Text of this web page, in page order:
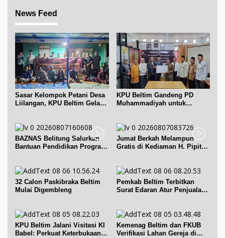
News Feed
Sasar Kelompok Petani Desa
Liilangan, KPU Beltim Gelar
KPU Beltim Gandeng PD
Muhammadiyah untuk
BAZNAS Belitung Salurkan
Bantuan Pendidikan Program
Jumat Berkah Melampun
Gratis di Kediaman H. Pipit
32 Calon Paskibraka Beltim
Mulai Digembleng
Pemkab Beltim Terbitkan
Surat Edaran Atur Penjualan
KPU Beltim Jalani Visitasi KI
Babel: Perkuat Keterbukaan
Kemenag Beltim dan FKUB
Verifikasi Lahan Gereja di